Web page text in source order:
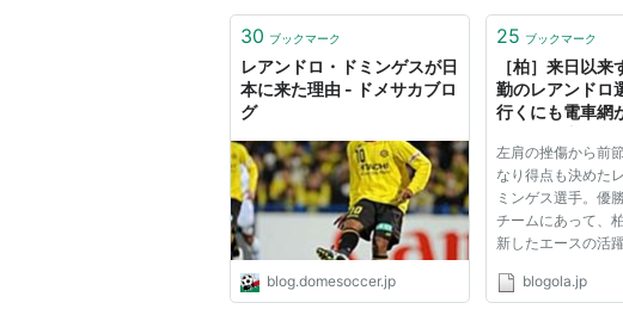
30 ブックマーク
レアンドロ・ドミンゲスが日
本に来た理由 - ドメサカブロ
グ
blog.domesoccer.jp
25 ブックマーク
［柏］来日以来
勤のレアンドロ
行くにも電車網
少なく、家の近
揃う」 « サッカ
エル・ゴラッソ
左肩の挫傷から前
なり得点も決めた
ミンゲス選手。優
チームにあって、
新したエースの活
されます。そのレ
後ずっと徒歩通勤
blogola.jp